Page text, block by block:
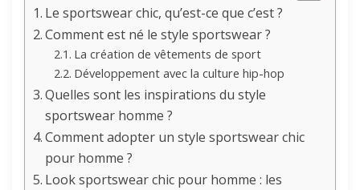
Le sportswear chic, qu’est-ce que c’est ?
Comment est né le style sportswear ?
La création de vêtements de sport
Développement avec la culture hip-hop
Quelles sont les inspirations du style
sportswear homme ?
Comment adopter un style sportswear chic
pour homme ?
Look sportswear chic pour homme : les